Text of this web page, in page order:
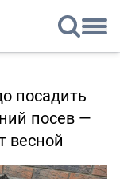
посадить
посев —
весной